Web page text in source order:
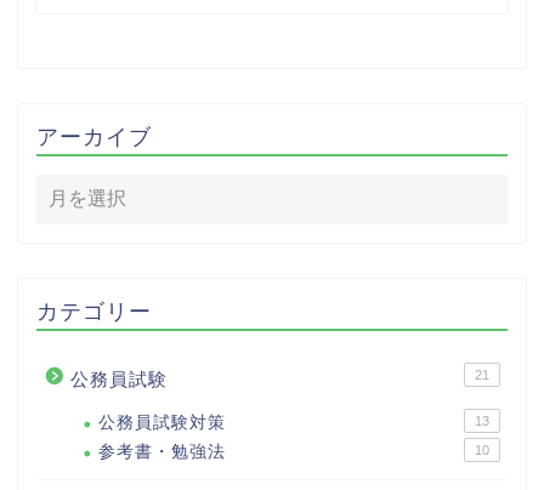
アーカイブ
カテゴリー
公務員試験 21
公務員試験対策 13
参考書・勉強法 10